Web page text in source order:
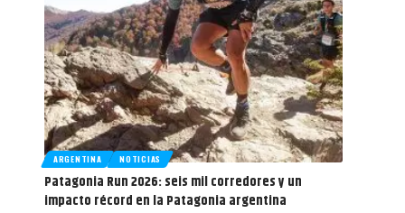
ARGENTINA NOTICIAS
Patagonia Run 2026: seis mil corredores y un
impacto récord en la Patagonia argentina